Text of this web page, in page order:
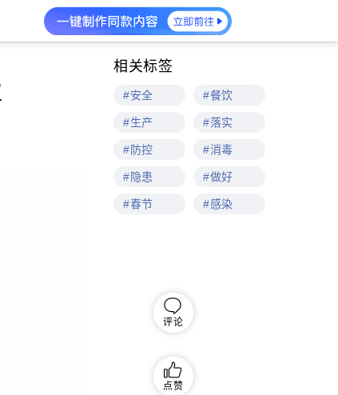
评论
点赞
相关标签
#安全 #餐饮
#生产 #落实
#防控 #消毒
#隐患 #做好
#春节 #感染